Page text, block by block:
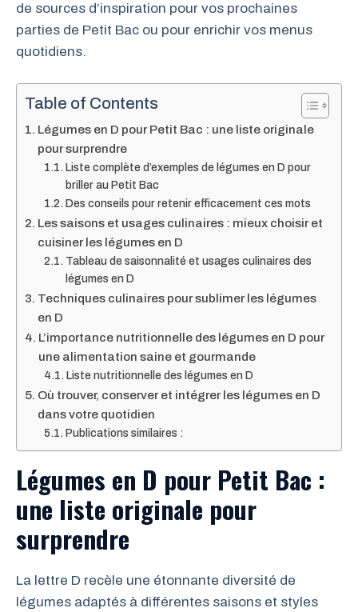
de sources d’inspiration pour vos prochaines
parties de Petit Bac ou pour enrichir vos menus
quotidiens.
Table of Contents
Légumes en D pour Petit Bac : une liste originale
pour surprendre
Liste complète d’exemples de légumes en D pour
briller au Petit Bac
Des conseils pour retenir efficacement ces mots
Les saisons et usages culinaires : mieux choisir et
cuisiner les légumes en D
Tableau de saisonnalité et usages culinaires des
légumes en D
Techniques culinaires pour sublimer les légumes
en D
L’importance nutritionnelle des légumes en D pour
une alimentation saine et gourmande
Liste nutritionnelle des légumes en D
Où trouver, conserver et intégrer les légumes en D
dans votre quotidien
Publications similaires :
Légumes en D pour Petit Bac :
une liste originale pour
surprendre
La lettre D recèle une étonnante diversité de
légumes adaptés à différentes saisons et styles